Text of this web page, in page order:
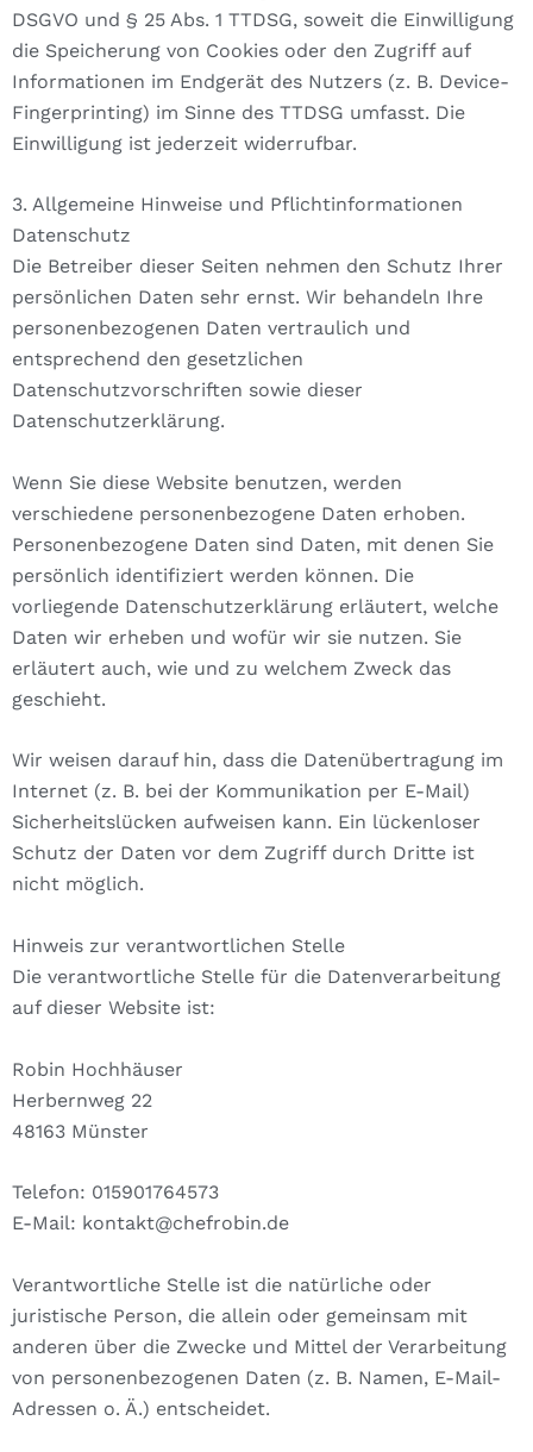
DSGVO und § 25 Abs. 1 TTDSG, soweit die Einwilligung
die Speicherung von Cookies oder den Zugriff auf
Informationen im Endgerät des Nutzers (z. B. Device-
Fingerprinting) im Sinne des TTDSG umfasst. Die
Einwilligung ist jederzeit widerrufbar.
3. Allgemeine Hinweise und Pflicht­informationen
Datenschutz
Die Betreiber dieser Seiten nehmen den Schutz Ihrer
persönlichen Daten sehr ernst. Wir behandeln Ihre
personenbezogenen Daten vertraulich und
entsprechend den gesetzlichen
Datenschutzvorschriften sowie dieser
Datenschutzerklärung.
Wenn Sie diese Website benutzen, werden
verschiedene personenbezogene Daten erhoben.
Personenbezogene Daten sind Daten, mit denen Sie
persönlich identifiziert werden können. Die
vorliegende Datenschutzerklärung erläutert, welche
Daten wir erheben und wofür wir sie nutzen. Sie
erläutert auch, wie und zu welchem Zweck das
geschieht.
Wir weisen darauf hin, dass die Datenübertragung im
Internet (z. B. bei der Kommunikation per E-Mail)
Sicherheitslücken aufweisen kann. Ein lückenloser
Schutz der Daten vor dem Zugriff durch Dritte ist
nicht möglich.
Hinweis zur verantwortlichen Stelle
Die verantwortliche Stelle für die Datenverarbeitung
auf dieser Website ist:
Robin Hochhäuser
Herbernweg 22
48163 Münster
Telefon: 015901764573
E-Mail: kontakt@chefrobin.de
Verantwortliche Stelle ist die natürliche oder
juristische Person, die allein oder gemeinsam mit
anderen über die Zwecke und Mittel der Verarbeitung
von personenbezogenen Daten (z. B. Namen, E-Mail-
Adressen o. Ä.) entscheidet.